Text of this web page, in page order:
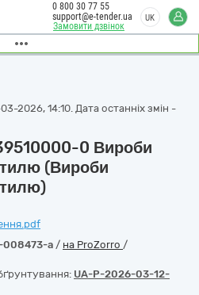
Замовити дзвінок
0 800 30 77 55
support@e-tender.ua
UK
2026, 14:10. Дата останніх змін -
0 Вироби
(Вироби
008473-a / на ProZorro /
UA-P-2026-03-12-